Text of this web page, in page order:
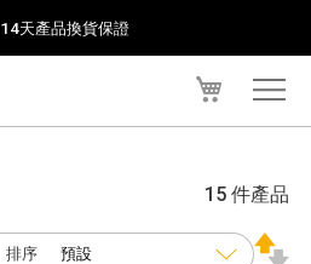
我的購物車
14天產品換貨保證
15 件產品
排序